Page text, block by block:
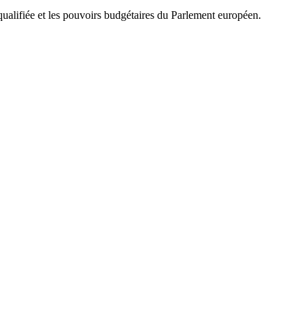
et les pouvoirs budgétaires du Parlement européen.